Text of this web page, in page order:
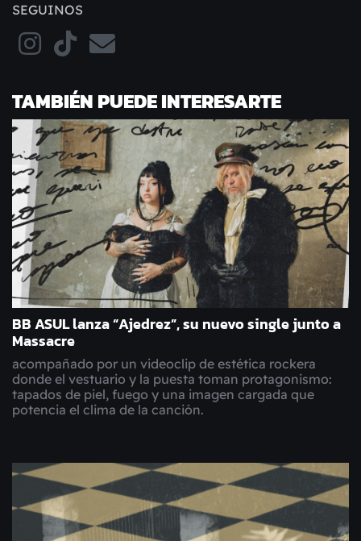
SEGUINOS
TAMBIÉN PUEDE INTERESARTE
BB ASUL lanza “Ajedrez”, su nuevo single junto a
Massacre
acompañado por un videoclip de estética rockera
donde el vestuario y la puesta toman protagonismo:
tapados de piel, fuego y una imagen cargada que
potencia el clima de la canción.